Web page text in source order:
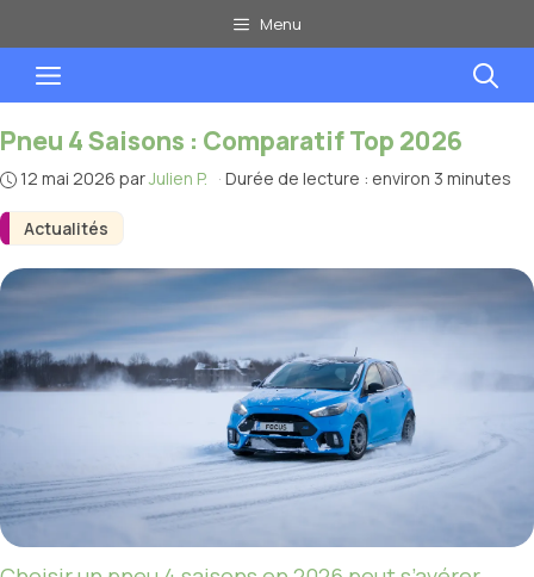
au
contenu
Menu
Menu
Actualités
Pneu 4 Saisons : Comparatif Top 2026
12 mai 2026 parJulien P. · Durée de lecture : environ 3 minutes